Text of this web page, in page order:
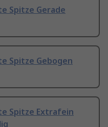
Spitze Gerade
Spitze Gebogen
Spitze Extrafein